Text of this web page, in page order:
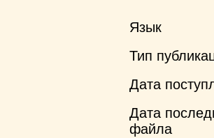
Язык
Тип
Дата
Дата
файла